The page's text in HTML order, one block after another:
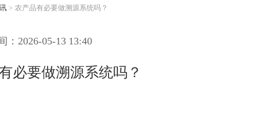
> 农产品有必要做溯源系统吗？
：2026-05-13 13:40
必要做溯源系统吗？